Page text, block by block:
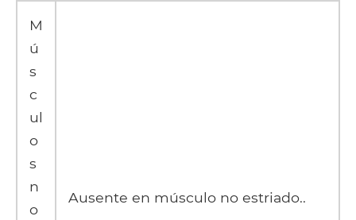
M
ú
s
c
ul
o
s
n
o
Ausente en músculo no estriado..